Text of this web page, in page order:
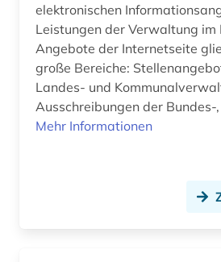
baltikum (1)
bank (2)
bank kreditinstitut finanzdienstleistung
bankarchiv (1)
bargheer (1)
elektronischen
Leistungen der Verwaltung im
Angebote der Internetseite
große Bereiche: Stellenangebote der Bundes-,
Landes- und
Ausschreibungen der Bundes-
Mehr Informationen